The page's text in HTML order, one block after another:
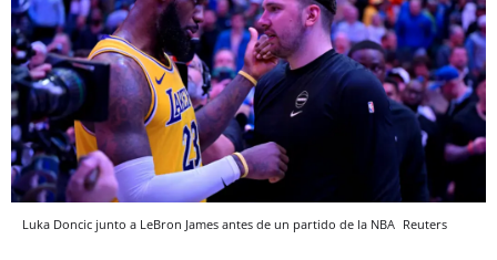
Luka Doncic junto a LeBron James antes de un partido de la NBA Reuters